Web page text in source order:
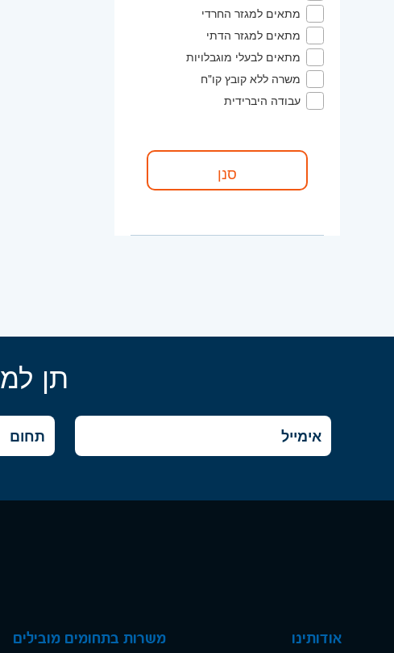
מתאים למגזר החרדי
מתאים למגזר הדתי
מתאים לבעלי מוגבלויות
משרה ללא קובץ קו"ח
עבודה היברידית
תן
אודותינו משרות בתחומים מובילים